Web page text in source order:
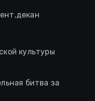
культуры
битва за